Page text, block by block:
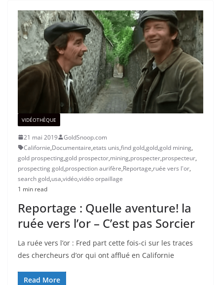
VIDÉOTHÈQUE
21 mai 2019
GoldSnoop.com
Californie,Documentaire,etats unis,find gold,gold,gold mining,
gold prospecting,gold prospector,mining,prospecter,prospecteur,
prospecting gold,prospection aurifère,Reportage,ruée vers l'or,
search gold,usa,vidéo,vidéo orpaillage
1 min read
Reportage : Quelle aventure! la
ruée vers l’or – C’est pas Sorcier
La ruée vers l’or : Fred part cette fois-ci sur les traces
des chercheurs d’or qui ont afflué en Californie
Read More